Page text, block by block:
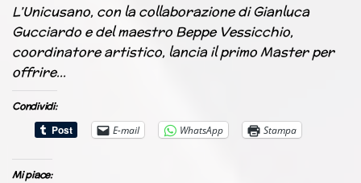
L’Unicusano, con la collaborazione di Gianluca
Gucciardo e del maestro Beppe Vessicchio,
coordinatore artistico, lancia il primo Master per
offrire…
Condividi:
E-mail
WhatsApp Stampa
Mi piace: